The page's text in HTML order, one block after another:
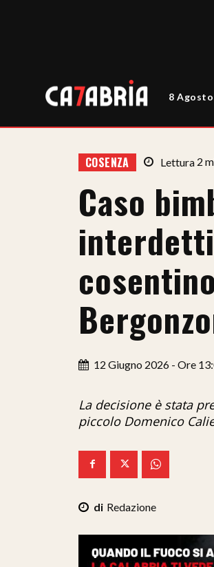
8
COSENZA Lettura 2
Caso
12 Giugno 2026 - Ore
La decisione è stata
piccolo Domenico
Redazione